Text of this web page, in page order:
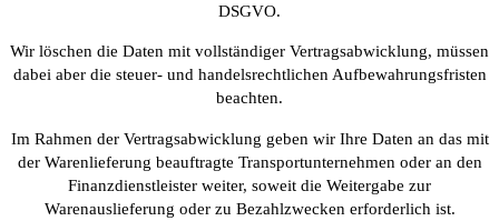
DSGVO.
Wir löschen die Daten mit vollständiger Vertragsabwicklung, müssen
dabei aber die steuer- und handelsrechtlichen Aufbewahrungsfristen
beachten.
Im Rahmen der Vertragsabwicklung geben wir Ihre Daten an das mit
der Warenlieferung beauftragte Transportunternehmen oder an den
Finanzdienstleister weiter, soweit die Weitergabe zur
Warenauslieferung oder zu Bezahlzwecken erforderlich ist.